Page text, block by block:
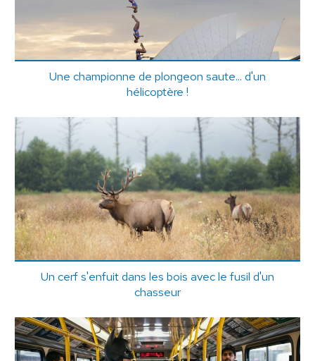
Une championne de plongeon saute... d'un
hélicoptère !
Un cerf s'enfuit dans les bois avec le fusil d'un
chasseur